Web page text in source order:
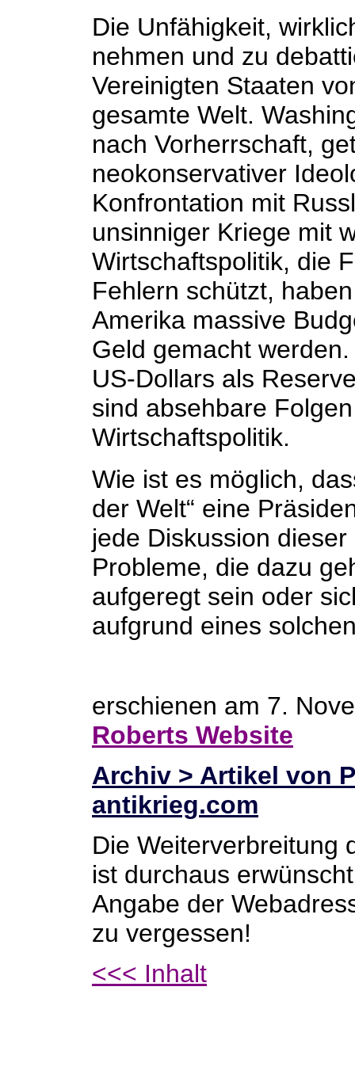
Die Unfähigkeit,
nehmen und zu
Vereinigten Staaten
gesamte Welt.
nach Vorherrschaft,
neokonservativer
Konfrontation mit
unsinniger Kriege mit
Wirtschaftspolitik, die
Fehlern schützt,
Amerika massive
Geld gemacht
US-Dollars als
sind absehbare
Wirtschaftspolitik.
Wie ist es möglich,
der Welt“ eine
jede Diskussion
Probleme, die dazu
aufgeregt sein oder
aufgrund eines
erschienen am 7.
Roberts Website
Archiv > Artikel von
antikrieg.com
Die Weiterverbreitung
ist durchaus
Angabe der
zu vergessen!
<<< Inhalt